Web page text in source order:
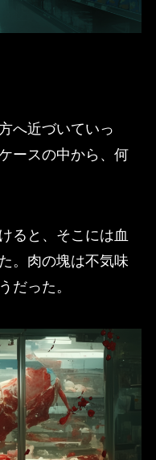
へ近づいていっ
ースの中から、何
ると、そこには血
。肉の塊は不気味
だった。